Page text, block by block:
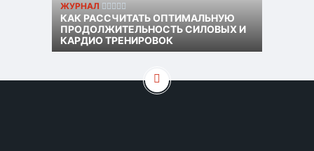
ЖУРНАЛ
КАК РАССЧИТАТЬ ОПТИМАЛЬНУЮ
ПРОДОЛЖИТЕЛЬНОСТЬ СИЛОВЫХ И
КАРДИО ТРЕНИРОВОК